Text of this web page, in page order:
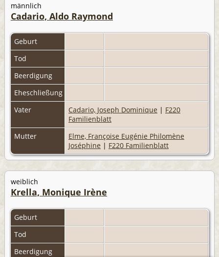
männlich
Cadario, Aldo Raymond
Geburt
Tod
Beerdigung
Eheschließung
Vater
Cadario, Joseph Dominique | F220
Familienblatt
Mutter
Elme, Françoise Eugénie Philomène
Joséphine | F220 Familienblatt
weiblich
Krella, Monique Irène
Geburt
Tod
Beerdigung